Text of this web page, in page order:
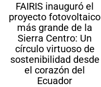
FAIRIS inauguró el
proyecto fotovoltaico
más grande de la
Sierra Centro: Un
círculo virtuoso de
sostenibilidad desde
el corazón del
Ecuador